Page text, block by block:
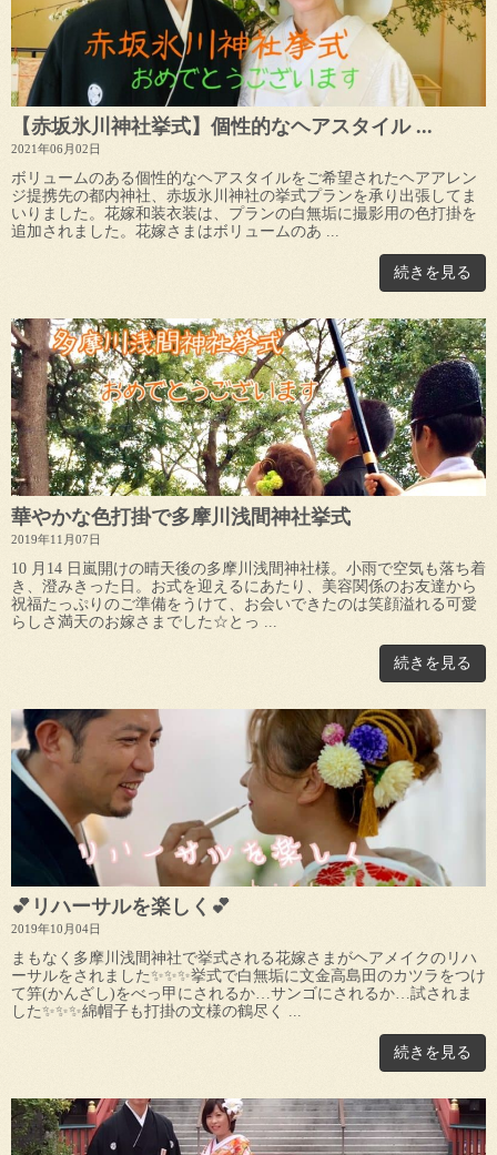
【赤坂氷川神社挙式】個性的なヘアスタイル ...
2021年06月02日
ボリュームのある個性的なヘアスタイルをご希望されたヘアアレン
ジ提携先の都内神社、赤坂氷川神社の挙式プランを承り出張してま
いりました。花嫁和装衣装は、プランの白無垢に撮影用の色打掛を
追加されました。花嫁さまはボリュームのあ ...
続きを見る
華やかな色打掛で多摩川浅間神社挙式
2019年11月07日
10 月14 日嵐開けの晴天後の多摩川浅間神社様。小雨で空気も落ち着
き、澄みきった日。お式を迎えるにあたり、美容関係のお友達から
祝福たっぷりのご準備をうけて、お会いできたのは笑顔溢れる可愛
らしさ満天のお嫁さまでした☆とっ ...
続きを見る
💕リハーサルを楽しく💕
2019年10月04日
まもなく多摩川浅間神社で挙式される花嫁さまがヘアメイクのリハ
ーサルをされました✨✨✨挙式で白無垢に文金高島田のカツラをつけ
て笄(かんざし)をべっ甲にされるか…サンゴにされるか…試されま
した✨✨✨綿帽子も打掛の文様の鶴尽く ...
続きを見る